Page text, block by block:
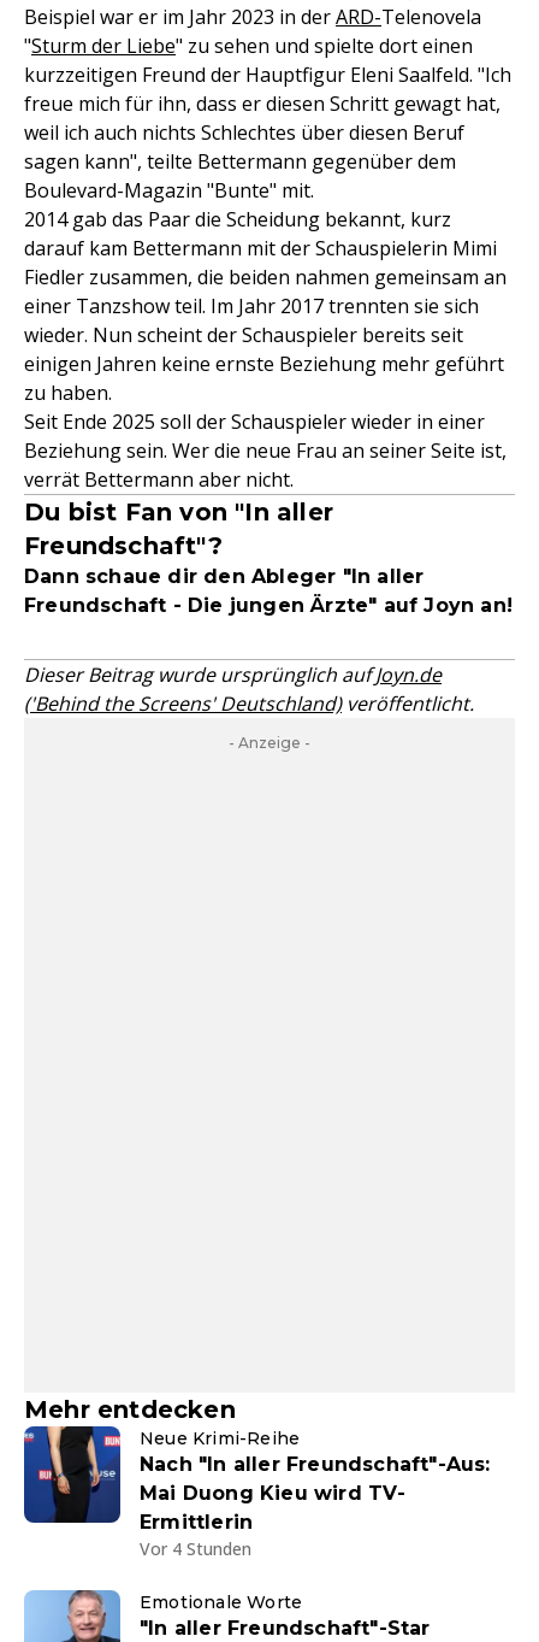
Beispiel war er im Jahr 2023 in derARD-Telenovela
"Sturm der Liebe" zu sehen und spielte dort einen
kurzzeitigen Freund der Hauptfigur Eleni Saalfeld. "Ich
freue mich für ihn, dass er diesen Schritt gewagt hat,
weil ich auch nichts Schlechtes über diesen Beruf
sagen kann", teilte Bettermann gegenüber dem
Boulevard-Magazin "Bunte" mit.
2014 gab das Paar die Scheidung bekannt, kurz
darauf kam Bettermann mit der Schauspielerin Mimi
Fiedler zusammen, die beiden nahmen gemeinsam an
einer Tanzshow teil. Im Jahr 2017 trennten sie sich
wieder. Nun scheint der Schauspieler bereits seit
einigen Jahren keine ernste Beziehung mehr geführt
zu haben.
Seit Ende 2025 soll der Schauspieler wieder in einer
Beziehung sein. Wer die neue Frau an seiner Seite ist,
verrät Bettermann aber nicht.
Du bist Fan von "In aller
Freundschaft"?
Dann schaue dir den Ableger "In aller
Freundschaft - Die jungen Ärzte" auf Joyn an!
Dieser Beitrag wurde ursprünglich aufJoyn.de
('Behind the Screens' Deutschland)veröffentlicht.
- Anzeige -
Mehr entdecken
Neue Krimi-Reihe
Nach "In aller Freundschaft"-Aus:
Mai Duong Kieu wird TV-
Ermittlerin
Vor 4 Stunden
Emotionale Worte
"In aller Freundschaft"-Star